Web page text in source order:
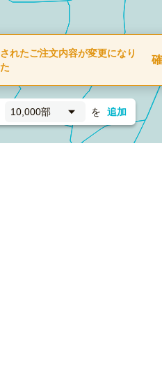
れたご注文内容が変更になり
10,000部 を 追加